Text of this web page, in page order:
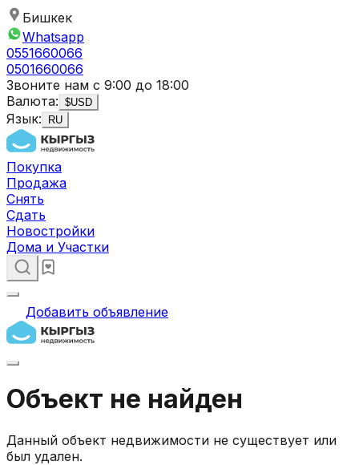
Бишкек
Whatsapp
0551660066
0501660066
Звоните нам с 9:00 до 18:00
Валюта: $USD
Язык: RU
Покупка
Продажа
Снять
Сдать
Новостройки
Дома и Участки
Добавить объявление
Объект не найден
Данный объект недвижимости не существует или
был удален.